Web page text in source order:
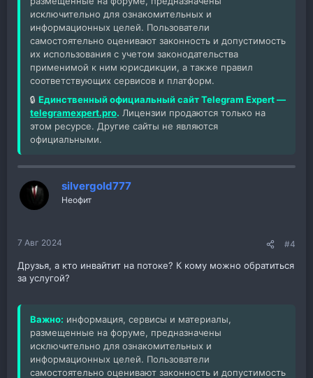
исключительно для ознакомительных и
информационных целей. Пользователи
самостоятельно оценивают законность и допустимость
их использования с учетом законодательства
применимой к ним юрисдикции, а также правил
соответствующих сервисов и платформ.
🔒 Единственный официальный сайт Telegram Expert —
telegramexpert.pro. Лицензии продаются только на
этом ресурсе. Другие сайты не являются
официальными.
silvergold777
Неофит
7 Авг 2024 #4
Друзья, а кто инвайтит на потоке? К кому можно обратиться
за услугой?
Важно: информация, сервисы и материалы,
размещенные на форуме, предназначены
исключительно для ознакомительных и
информационных целей. Пользователи
самостоятельно оценивают законность и допустимость